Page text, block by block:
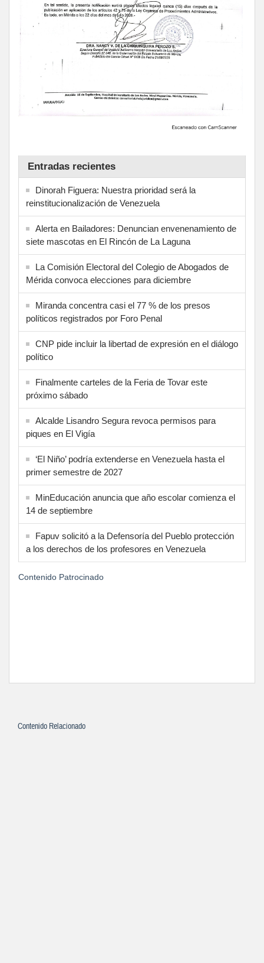
Entradas recientes
Dinorah Figuera: Nuestra prioridad será la
reinstitucionalización de Venezuela
Alerta en Bailadores: Denuncian envenenamiento de
siete mascotas en El Rincón de La Laguna
La Comisión Electoral del Colegio de Abogados de
Mérida convoca elecciones para diciembre
Miranda concentra casi el 77 % de los presos
políticos registrados por Foro Penal
CNP pide incluir la libertad de expresión en el diálogo
político
Finalmente carteles de la Feria de Tovar este
próximo sábado
Alcalde Lisandro Segura revoca permisos para
piques en El Vigía
‘El Niño’ podría extenderse en Venezuela hasta el
primer semestre de 2027
MinEducación anuncia que año escolar comienza el
14 de septiembre
Fapuv solicitó a la Defensoría del Pueblo protección
a los derechos de los profesores en Venezuela
Contenido Patrocinado
Contenido Relacionado